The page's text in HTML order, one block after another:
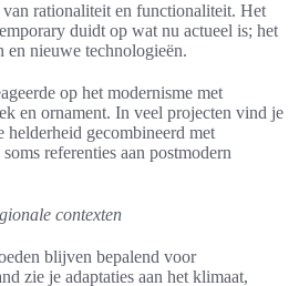
van rationaliteit en functionaliteit. Het
duidt op wat nu actueel is; het
en nieuwe technologieën.
op het modernisme met
en ornament. In veel projecten vind je
helderheid gecombineerd met
referenties aan postmodern
contexten
blijven bepalend voor
zie je adaptaties aan het klimaat,